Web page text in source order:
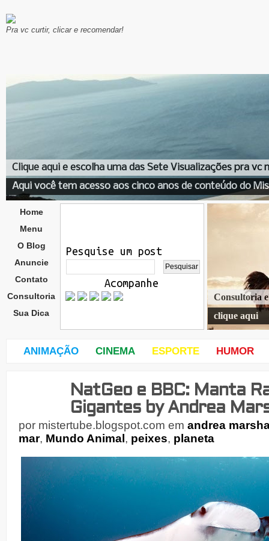
Pra vc curtir, clicar e recomendar!
Clique aqui e escolha uma das Sete Visualizações pra vc
Aqui você tem acesso aos cinco anos de conteúdo do
Home
Menu
O Blog
Anuncie
Contato
Consultoria
Sua Dica
Pesquise um post
Acompanhe
Consultoria
clique aqui
ANIMAÇÃO CINEMA ESPORTE HUMOR
,
de
NatGeo e BBC: Manta
Gigantes by Andrea
por mistertube.blogspot.com em andrea
mar, Mundo Animal , peixes, planeta